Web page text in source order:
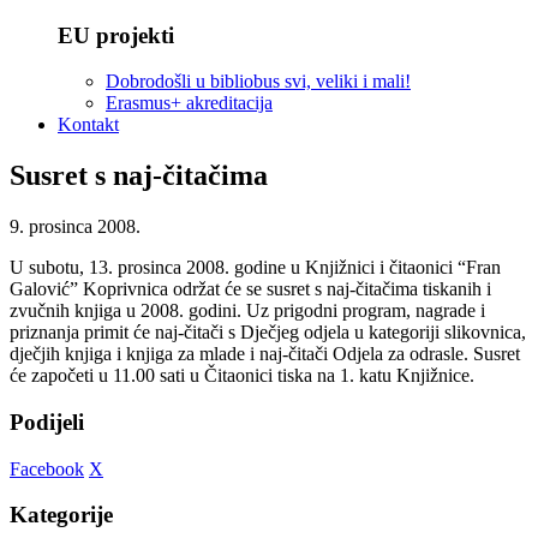
EU projekti
Dobrodošli u bibliobus svi, veliki i mali!
Erasmus+ akreditacija
Kontakt
Susret s naj-čitačima
9. prosinca 2008.
U subotu, 13. prosinca 2008. godine u Knjižnici i čitaonici “Fran
Galović” Koprivnica održat će se susret s naj-čitačima tiskanih i
zvučnih knjiga u 2008. godini. Uz prigodni program, nagrade i
priznanja primit će naj-čitači s Dječjeg odjela u kategoriji slikovnica,
dječjih knjiga i knjiga za mlade i naj-čitači Odjela za odrasle. Susret
će započeti u 11.00 sati u Čitaonici tiska na 1. katu Knjižnice.
Podijeli
Facebook X
Kategorije